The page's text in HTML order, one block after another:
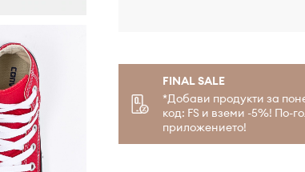
FINAL SALE
*Добави продукти за
код: FS и вземи -5%! По-
приложението!